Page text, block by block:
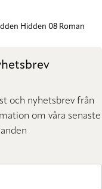
Hidden 08 Roman
och nyhetsbrev från
om våra senaste